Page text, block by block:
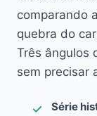
comparando
quebra do
Três ângulos
sem precisar
Série